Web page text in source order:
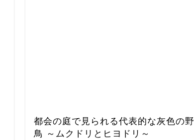
都会の庭で見られる代表的な灰色の野
鳥 ～ムクドリとヒヨドリ～